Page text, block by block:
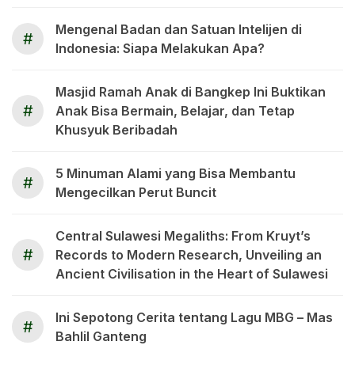
#
Mengenal Badan dan Satuan Intelijen di
Indonesia: Siapa Melakukan Apa?
#
Masjid Ramah Anak di Bangkep Ini Buktikan
Anak Bisa Bermain, Belajar, dan Tetap
Khusyuk Beribadah
#
5 Minuman Alami yang Bisa Membantu
Mengecilkan Perut Buncit
#
Central Sulawesi Megaliths: From Kruyt’s
Records to Modern Research, Unveiling an
Ancient Civilisation in the Heart of Sulawesi
#
Ini Sepotong Cerita tentang Lagu MBG – Mas
Bahlil Ganteng